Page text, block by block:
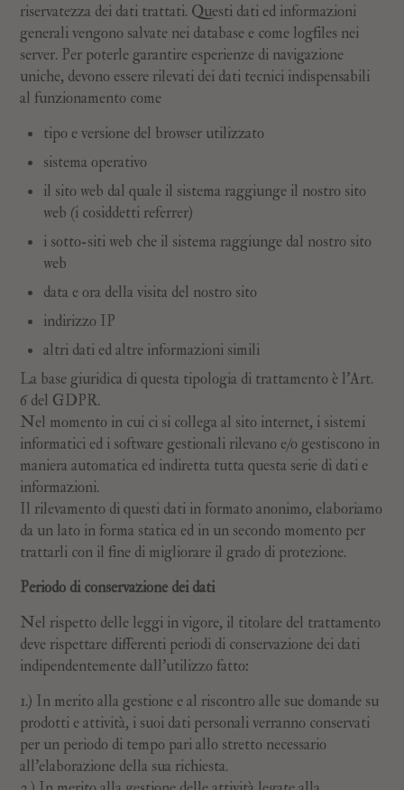
riservatezza dei dati trattati. Questi dati ed informazioni
generali vengono salvate nei database e come logfiles nei
server. Per poterle garantire esperienze di navigazione
uniche, devono essere rilevati dei dati tecnici indispensabili
al funzionamento come
tipo e versione del browser utilizzato
sistema operativo
il sito web dal quale il sistema raggiunge il nostro sito
web (i cosiddetti referrer)
i sotto-siti web che il sistema raggiunge dal nostro sito
web
data e ora della visita del nostro sito
indirizzo IP
altri dati ed altre informazioni simili
La base giuridica di questa tipologia di trattamento è l’Art.
6 del GDPR.
Nel momento in cui ci si collega al sito internet, i sistemi
informatici ed i software gestionali rilevano e/o gestiscono in
maniera automatica ed indiretta tutta questa serie di dati e
informazioni.
Il rilevamento di questi dati in formato anonimo, elaboriamo
da un lato in forma statica ed in un secondo momento per
trattarli con il fine di migliorare il grado di protezione.
Periodo di conservazione dei dati
Nel rispetto delle leggi in vigore, il titolare del trattamento
deve rispettare differenti periodi di conservazione dei dati
indipendentemente dall’utilizzo fatto:
1.) In merito alla gestione e al riscontro alle sue domande su
prodotti e attività, i suoi dati personali verranno conservati
per un periodo di tempo pari allo stretto necessario
all’elaborazione della sua richiesta.